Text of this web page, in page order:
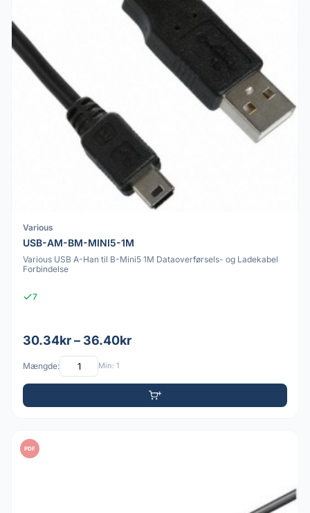
Various
USB-AM-BM-MINI5-1M
Various USB A-Han til B-Mini5 1M Dataoverførsels- og Ladekabel
Forbindelse
7
30.34kr – 36.40kr
Mængde: Min: 1
PDF